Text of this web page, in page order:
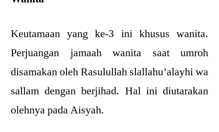
Keutamaan yang ke-3 ini khusus wanita.
Perjuangan jamaah wanita saat umroh
disamakan oleh Rasulullah slallahu’alayhi wa
sallam dengan berjihad. Hal ini diutarakan
olehnya pada Aisyah.